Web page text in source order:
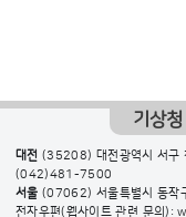
기상
대전 (35208) 대전광역시 서구
(042)481-7500
서울 (07062) 서울특별시 동작
전자우편(웹사이트 관련 문의